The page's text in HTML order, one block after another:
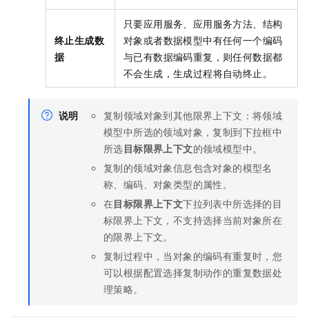
终止生成数
据
只要应用服务、应用服务方法、结构
对象或者数据模型中有任何一个编码
与已有数据编码重复，则任何数据都
不会生成，生成过程将自动终止。
说明
复制领域对象到其他限界上下文：将领域
模型中所选的领域对象，复制到下拉框中
所选目标限界上下文的领域模型中。
复制的领域对象信息包含对象的模型名
称、编码、对象类型的属性。
在目标限界上下文下拉列表中所选择的目
标限界上下文，不支持选择当前对象所在
的限界上下文。
复制过程中，当对象的编码有重复时，您
可以根据配置选择复制动作的重复数据处
理策略。